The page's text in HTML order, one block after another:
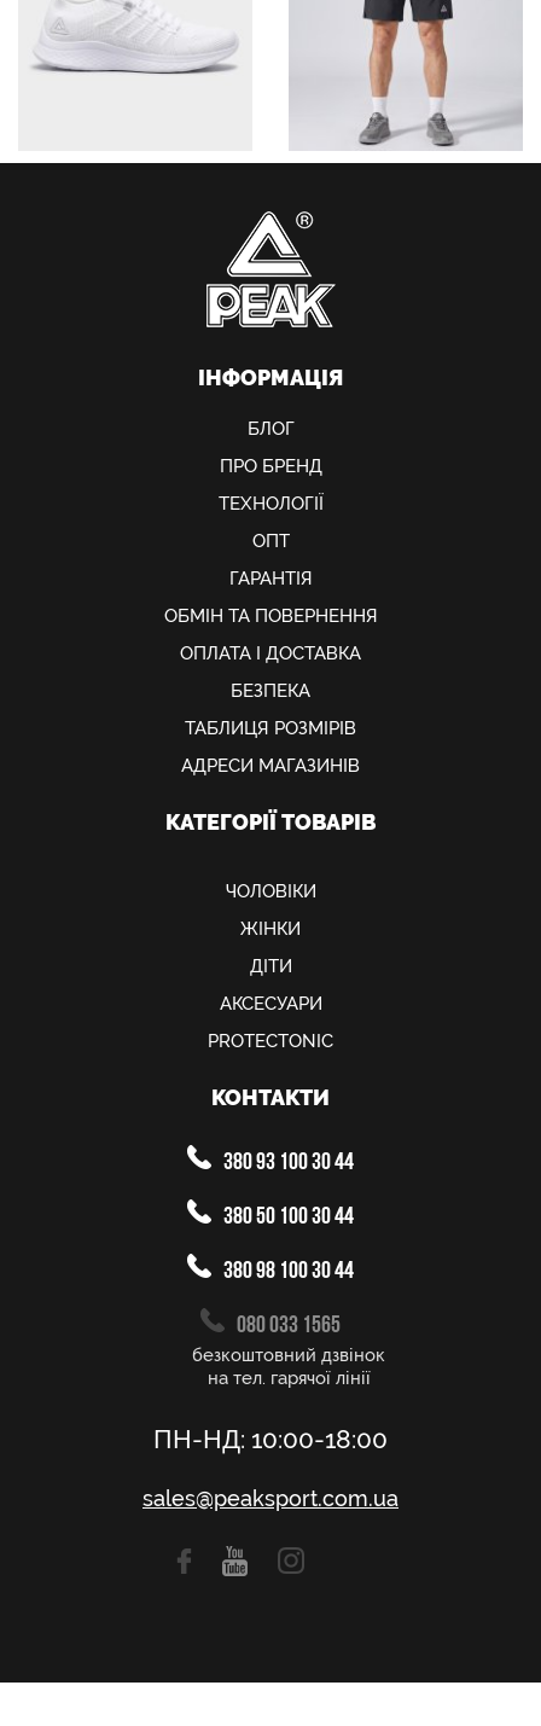
ІНФОРМАЦІЯ
БЛОГ
ПРО БРЕНД
ТЕХНОЛОГІЇ
ОПТ
ГАРАНТІЯ
ОБМIН ТА ПОВЕРНЕННЯ
ОПЛАТА І ДОСТАВКА
БЕЗПЕКА
ТАБЛИЦЯ РОЗМІРІВ
АДРЕСИ МАГАЗИНІВ
КАТЕГОРІЇ ТОВАРІВ
ЧОЛОВІКИ
ЖІНКИ
ДІТИ
АКСЕСУАРИ
PROTECTONIC
КОНТАКТИ
380 93 100 30 44
380 50 100 30 44
380 98 100 30 44
080 033 1565
безкоштовний дзвінок
на тел. гарячої лінії
ПН-НД: 10:00-18:00
sales@peaksport.com.ua